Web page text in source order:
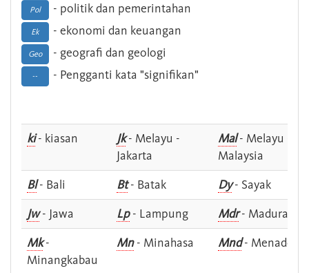
Pol - politik dan pemerintahan
Ek - ekonomi dan keuangan
Geo - geografi dan geologi
-- - Pengganti kata "signifikan"
ki- kiasan Jk- Melayu -
Jakarta
Mal- Melayu -
Malaysia
Bl- Bali Bt- Batak Dy- Sayak
Jw- Jawa Lp- Lampung Mdr- Madura
Mk-
Minangkabau
Mn- Minahasa Mnd- Menado